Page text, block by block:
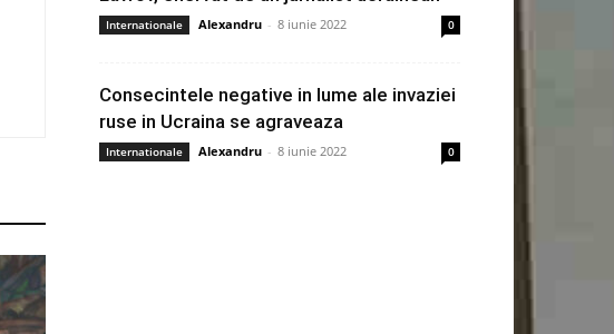
Internationale Alexandru - 8 iunie 2022 0
Consecintele negative in lume ale invaziei
ruse in Ucraina se agraveaza
Internationale Alexandru - 8 iunie 2022 0